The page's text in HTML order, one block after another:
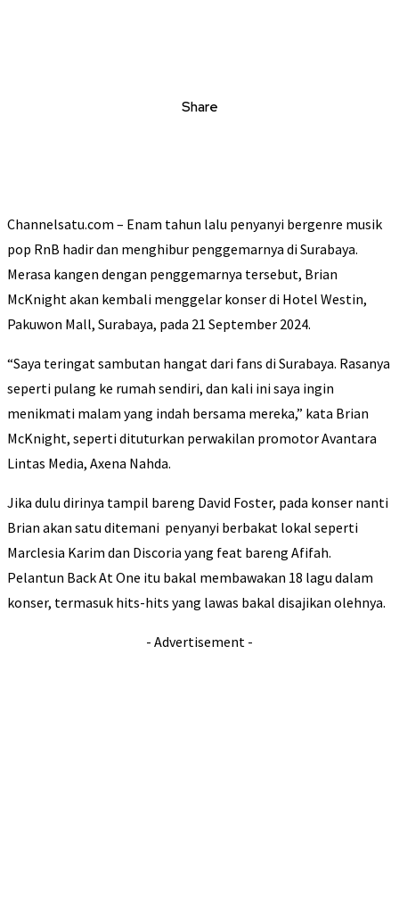
Share
Channelsatu.com – Enam tahun lalu penyanyi bergenre musik
pop RnB hadir dan menghibur penggemarnya di Surabaya.
Merasa kangen dengan penggemarnya tersebut, Brian
McKnight akan kembali menggelar konser di Hotel Westin,
Pakuwon Mall, Surabaya, pada 21 September 2024.
“Saya teringat sambutan hangat dari fans di Surabaya. Rasanya
seperti pulang ke rumah sendiri, dan kali ini saya ingin
menikmati malam yang indah bersama mereka,” kata Brian
McKnight, seperti dituturkan perwakilan promotor Avantara
Lintas Media, Axena Nahda.
Jika dulu dirinya tampil bareng David Foster, pada konser nanti
Brian akan satu ditemani penyanyi berbakat lokal seperti
Marclesia Karim dan Discoria yang feat bareng Afifah.
Pelantun Back At One itu bakal membawakan 18 lagu dalam
konser, termasuk hits-hits yang lawas bakal disajikan olehnya.
- Advertisement -